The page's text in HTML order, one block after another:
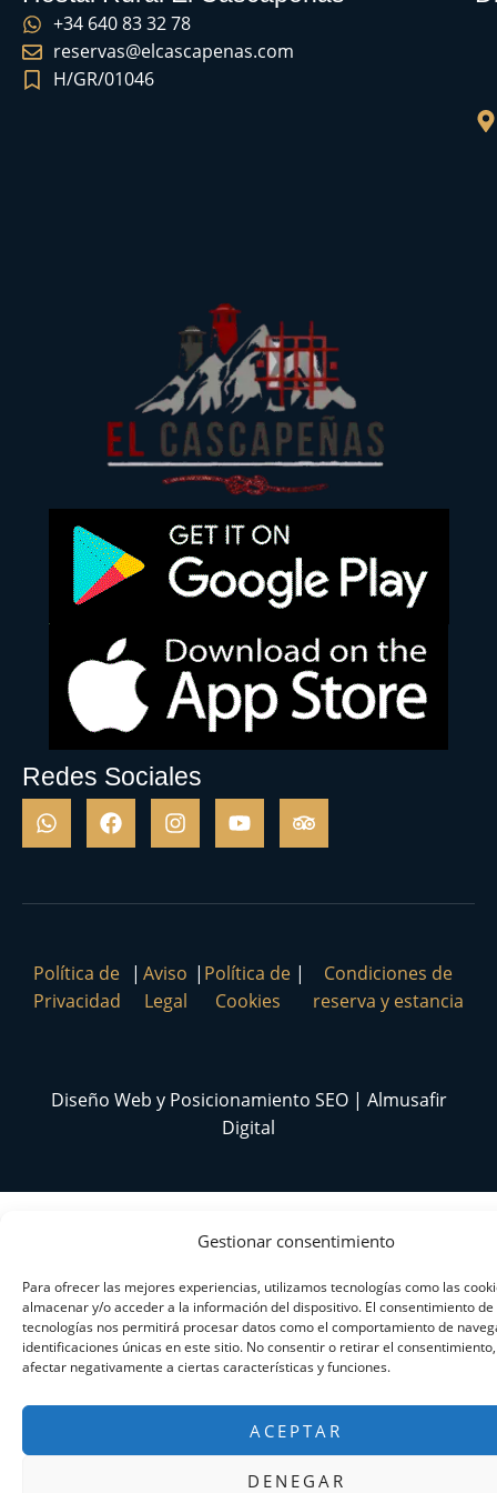
Gestionar consentimiento
Para ofrecer las mejores experiencias, utilizamos tecnologías como las
almacenar y/o acceder a la información del dispositivo. El consentimiento de
tecnologías nos permitirá procesar datos como el comportamiento de
identificaciones únicas en este sitio. No consentir o retirar el
afectar negativamente a ciertas características y funciones.
ACEPTAR
DENEGAR
+34 640 83 32 78
reservas@elcascapenas.com
H/GR/01046
Redes Sociales
Política de
Privacidad
| Aviso
Legal
| Política de
Cookies
|
Condiciones de
reserva y estancia
Diseño Web y Posicionamiento SEO | Almusafir
Digital